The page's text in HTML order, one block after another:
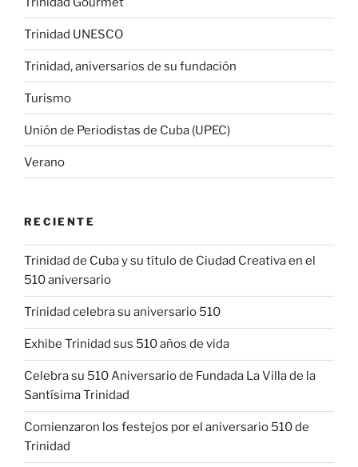
Trinidad UNESCO
Trinidad, aniversarios de su fundación
Turismo
Unión de Periodistas de Cuba (UPEC)
Verano
RECIENTE
Trinidad de Cuba y su título de Ciudad Creativa en el
510 aniversario
Trinidad celebra su aniversario 510
Exhibe Trinidad sus 510 años de vida
Celebra su 510 Aniversario de Fundada La Villa de la
Santísima Trinidad
Comienzaron los festejos por el aniversario 510 de
Trinidad